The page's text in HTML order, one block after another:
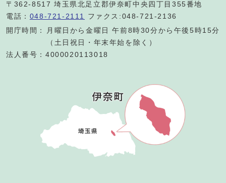
〒362-8517 埼玉県北足立郡伊奈町中央四丁目355番地
電話： 048-721-2111
ファクス:048-721-2136
開庁時間：
月曜日から金曜日 午前8時30分から午後5時15分
（土日祝日・年末年始を除く）
法人番号：4000020113018